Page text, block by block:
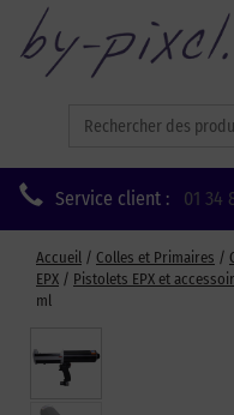
for:
Service client : 01 34
Accueil / Colles et Primaires /
EPX / Pistolets EPX et
ml